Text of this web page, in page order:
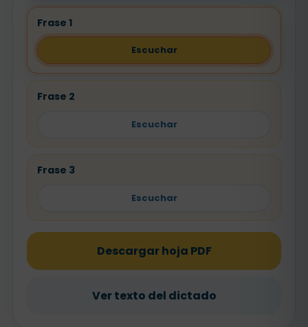
Frase 1
Escuchar
Frase 2
Escuchar
Frase 3
Escuchar
Descargar hoja PDF
Ver texto del dictado